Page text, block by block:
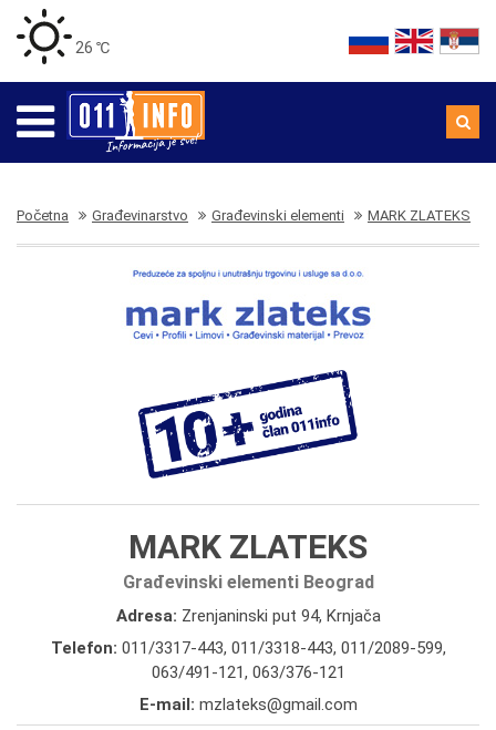
26 ℃
Početna Građevinarstvo Građevinski elementi MARK ZLATEKS
MARK ZLATEKS
Građevinski elementi Beograd
Adresa: Zrenjaninski put 94, Krnjača
Telefon: 011/3317-443, 011/3318-443, 011/2089-599,
063/491-121, 063/376-121
E-mail: mzlateks@gmail.com